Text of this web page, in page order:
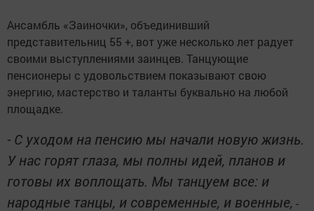
Ансамбль «Заиночки», объединивший
представительниц 55 +, вот уже несколько лет радует
своими выступлениями заинцев. Танцующие
пенсионеры с удовольствием показывают свою
энергию, мастерство и таланты буквально на любой
площадке.
- С уходом на пенсию мы начали новую жизнь.
У нас горят глаза, мы полны идей, планов и
готовы их воплощать. Мы танцуем все: и
народные танцы, и современные, и военные, -